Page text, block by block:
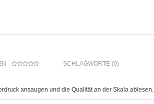
SCHLAGWORTE (0)
ansaugen und die Qualität an der Skala ablesen.